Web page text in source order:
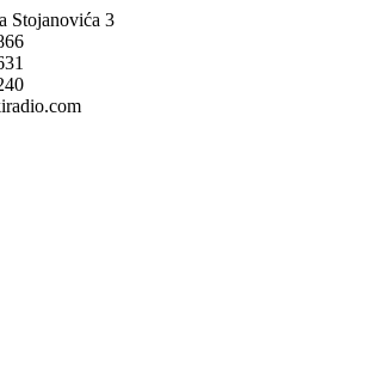
Stojanovića 3